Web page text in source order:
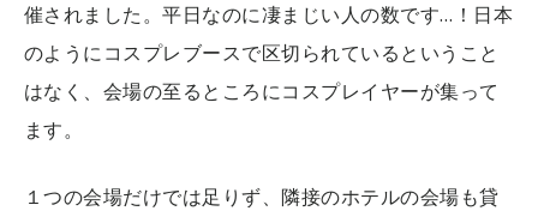
催されました。平日なのに凄まじい人の数です…！日本
のようにコスプレブースで区切られているということ
はなく、会場の至るところにコスプレイヤーが集って
ます。
１つの会場だけでは足りず、隣接のホテルの会場も貸